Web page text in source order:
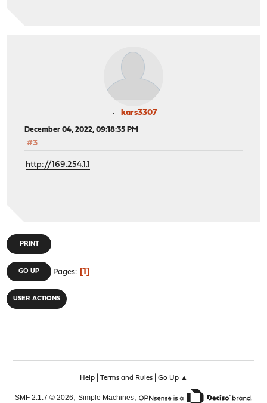
kars3307
December 04, 2022, 09:18:35 PM
#3
http://169.254.1.1
PRINT
GO UP Pages 1
USER ACTIONS
Help| Terms and Rules| Go Up ▲
SMF 2.1.7 © 2026, Simple Machines,